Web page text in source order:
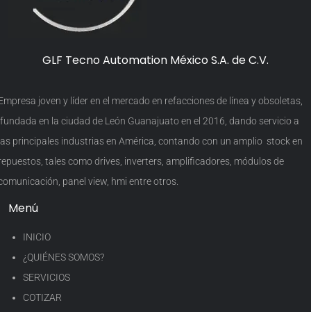
GLF Tecno Automation México S.A. de C.V.
joven y líder en el mercado en refacciones de línea y obsoletas,
en la ciudad de León Guanajuato en el 2016, dando servicio a
principales industrias en América, contando con un amplio stock en
tales como drives, inverters, amplificadores, módulos de
panel view, hmi entre otros.
Menú
INICIO
¿QUIÉNES SOMOS?
SERVICIOS
COTIZAR